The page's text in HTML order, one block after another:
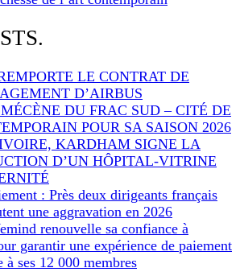
LE CONTRAT DE
D’AIRBUS
DU FRAC SUD – CITÉ DE
POUR SA SAISON 2026
KARDHAM SIGNE LA
D’UN HÔPITAL-VITRINE
: Près deux dirigeants français
une aggravation en 2026
renouvelle sa confiance à
garantir une expérience de paiement
ses 12 000 membres